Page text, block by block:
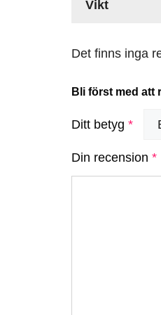
Vikt
Det finns inga
Bli först med att
Ditt betyg *
Din recension *